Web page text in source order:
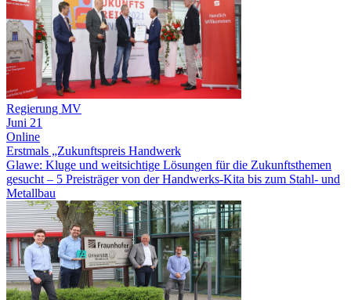
Regierung MV
Juni 21
Online
Erstmals „Zukunftspreis Handwerk
Glawe: Kluge und weitsichtige Lösungen für die Zukunftsthemen
gesucht – 5 Preisträger von der Handwerks-Kita bis zum Stahl- und
Metallbau